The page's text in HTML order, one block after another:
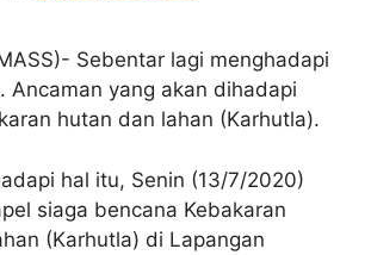
Sebentar lagi menghadapi
Ancaman yang akan dihadapi
hutan dan lahan (Karhutla).
hal itu, Senin (13/7/2020)
siaga bencana Kebakaran
(Karhutla) di Lapangan